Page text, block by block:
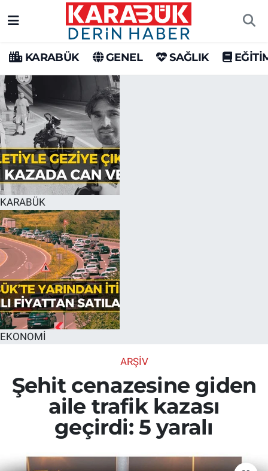
KARABÜK GENEL SAĞLIK
KARABÜK
EKONOMİ
ARŞİV
Şehit cenazesine giden
aile trafik kazası
geçirdi: 5 yaralı
Karabük Hava Durumu
Karabük Trafik Yoğunluk Haritası
Süper Lig Puan Durumu ve Fikstür
Tüm Manşetler
Son Dakika Haberleri
Haber Arşivi